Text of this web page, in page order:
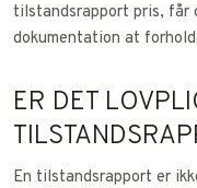
tilstandsrapport pris, får
dokumentation at
ER DET
En tilstandsrapport er